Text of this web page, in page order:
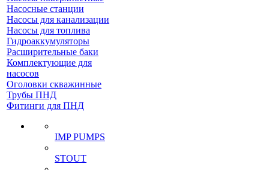
Насосные станции
Насосы для канализации
Насосы для топлива
Гидроаккумуляторы
Расширительные баки
Комплектующие для
насосов
Оголовки скважинные
Трубы ПНД
Фитинги для ПНД
IMP PUMPS
STOUT